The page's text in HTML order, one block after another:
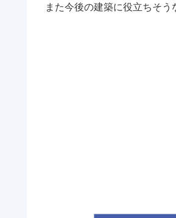
また今後の建築に役立ちそう